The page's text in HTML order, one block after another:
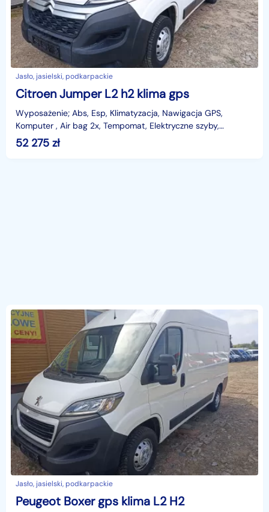
Jasło, jasielski, podkarpackie
Citroen Jumper L2 h2 klima gps
Wyposażenie; Abs, Esp, Klimatyzacja, Nawigacja GPS,
Komputer , Air bag 2x, Tempomat, Elektryczne szyby,
Elektryczne lusterka-Sterowane ogrzewane, Imobilajzer, W
52 275 zł
Jasło, jasielski, podkarpackie
Peugeot Boxer gps klima L2 H2